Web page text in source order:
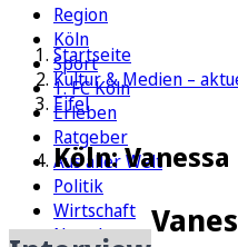
Region
Köln
Sport
1. FC Köln
Erleben
Ratgeber
Aus aller Welt
Politik
Wirtschaft
Newsletter
Startseite
Kultur & Medien –
Eifel
Köln: